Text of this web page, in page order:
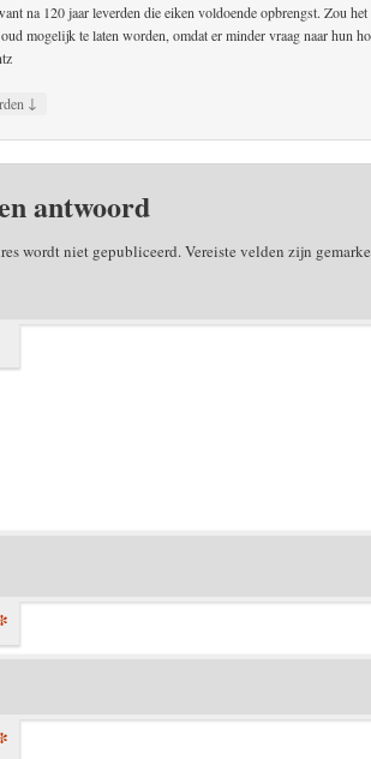
na 120 jaar leverden die eiken voldoende opbrengst. Zou
mogelijk te laten worden, omdat er minder vraag naar hun
↓
antwoord
wordt niet gepubliceerd.Vereiste velden zijn